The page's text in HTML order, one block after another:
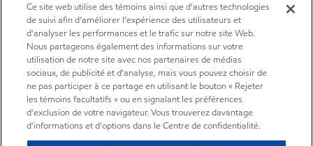
Ce site web utilise des témoins ainsi que d'autres technologies
de suivi afin d'améliorer l'expérience des utilisateurs et
d'analyser les performances et le trafic sur notre site Web.
Nous partageons également des informations sur votre
utilisation de notre site avec nos partenaires de médias
sociaux, de publicité et d'analyse, mais vous pouvez choisir de
ne pas participer à ce partage en utilisant le bouton « Rejeter
les témoins facultatifs » ou en signalant les préférences
d'exclusion de votre navigateur. Vous trouverez davantage
d'informations et d'options dans le Centre de confidentialité.